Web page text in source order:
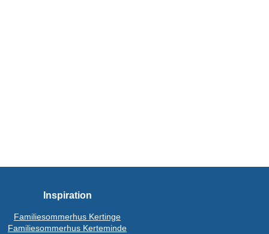
Inspiration
Familiesommerhus Kertinge
Familiesommerhus Kerteminde